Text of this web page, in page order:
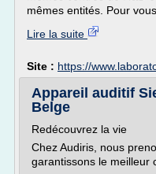
mêmes entités. Pour
Lire la suite
Site : https://
Appareil auditif
Belge
Redécouvrez la vie
Chez Audiris, nous
garantissons le meilleur